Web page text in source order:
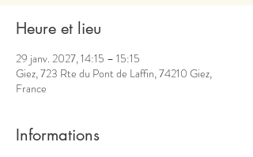
Heure et lieu
29 janv. 2027, 14:15 – 15:15
Giez, 723 Rte du Pont de Laffin, 74210 Giez,
France
Informations